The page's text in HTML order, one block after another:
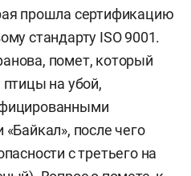
прошла сертификацию
стандарту ISO 9001.
помет, который
птицы на убой,
после чего
с третьего на